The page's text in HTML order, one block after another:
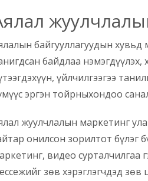
байгууллагуудын
байдлаа нэмэгдүүлэх,
үйлчилгээгээ
эргэн тойрныхондоо
жуулчлалын маркетинг
онилсон зорилтот бүлэг
видео сурталчилгаа
зөв хэрэглэгчдэд